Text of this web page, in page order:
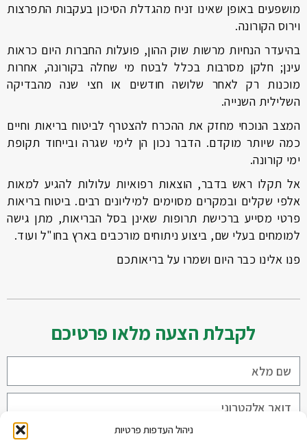
ניהול העדפות פרטיות
מושפעים באופן שאינו זניח מהגדלת הסיכון בעקבות התפרצות
וירוס הקורונה.
בהיעדר הנחיות מרשות שוק ההון, פועלות החברות היום כראות
עינן; חלקן מסרבות בכלל לבטח מי שחלה בקורונה, אחרות
מוכנות רק לאחר שלושה חודשים או חצי שנה מהבדיקה
השלילית השנייה.
המצב הנוכחי מחזק את ההכרח להצטרף לביטוח בריאות וחיים
כמה שיותר מוקדם. הדבר נכון הן לימי שגרה ובייחוד תקופת
ימי קורונה.
אל תקלו ראש בדבר, הוצאות רפואיות עלולות להגיע למאות
אלפי שקלים ובמקרים מסוימים למיליונים רבים. ביטוח בריאות
פרטי מסייע ברכישת תרופות שאינן בסל הבריאות, מתן גישה
למומחים בעלי שם, ביצוע ניתוחים מורכבים בארץ בחו"ל ועוד.
פנו אלינו כבר היום ושמרו על בריאותכם
לקבלת הצעה מלאו פרטיכם